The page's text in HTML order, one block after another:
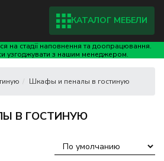
на стадії наповнення та доопрацювання.
узгоджувати з нашим менеджером.
КАТАЛОГ МЕБЕЛИ
Шкафы и пеналы в гостиную
В ГОСТИНУЮ